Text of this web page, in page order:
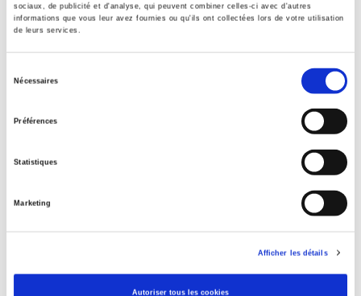
sociaux, de publicité et d'analyse, qui peuvent combiner celles-ci avec d'autres
informations que vous leur avez fournies ou qu'ils ont collectées lors de votre utilisation
de leurs services.
Nécessaires
Préférences
Statistiques
Marketing
Afficher les détails
Autoriser tous les cookies
Spécifications
Éditeur
Directeur éditorial
Revue
ISSN
12685666
français